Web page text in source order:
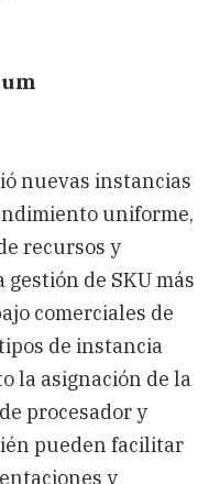
nuevas instancias
uniforme,
recursos y
de SKU más
comerciales de
de instancia
la asignación de la
procesador y
pueden facilitar
y